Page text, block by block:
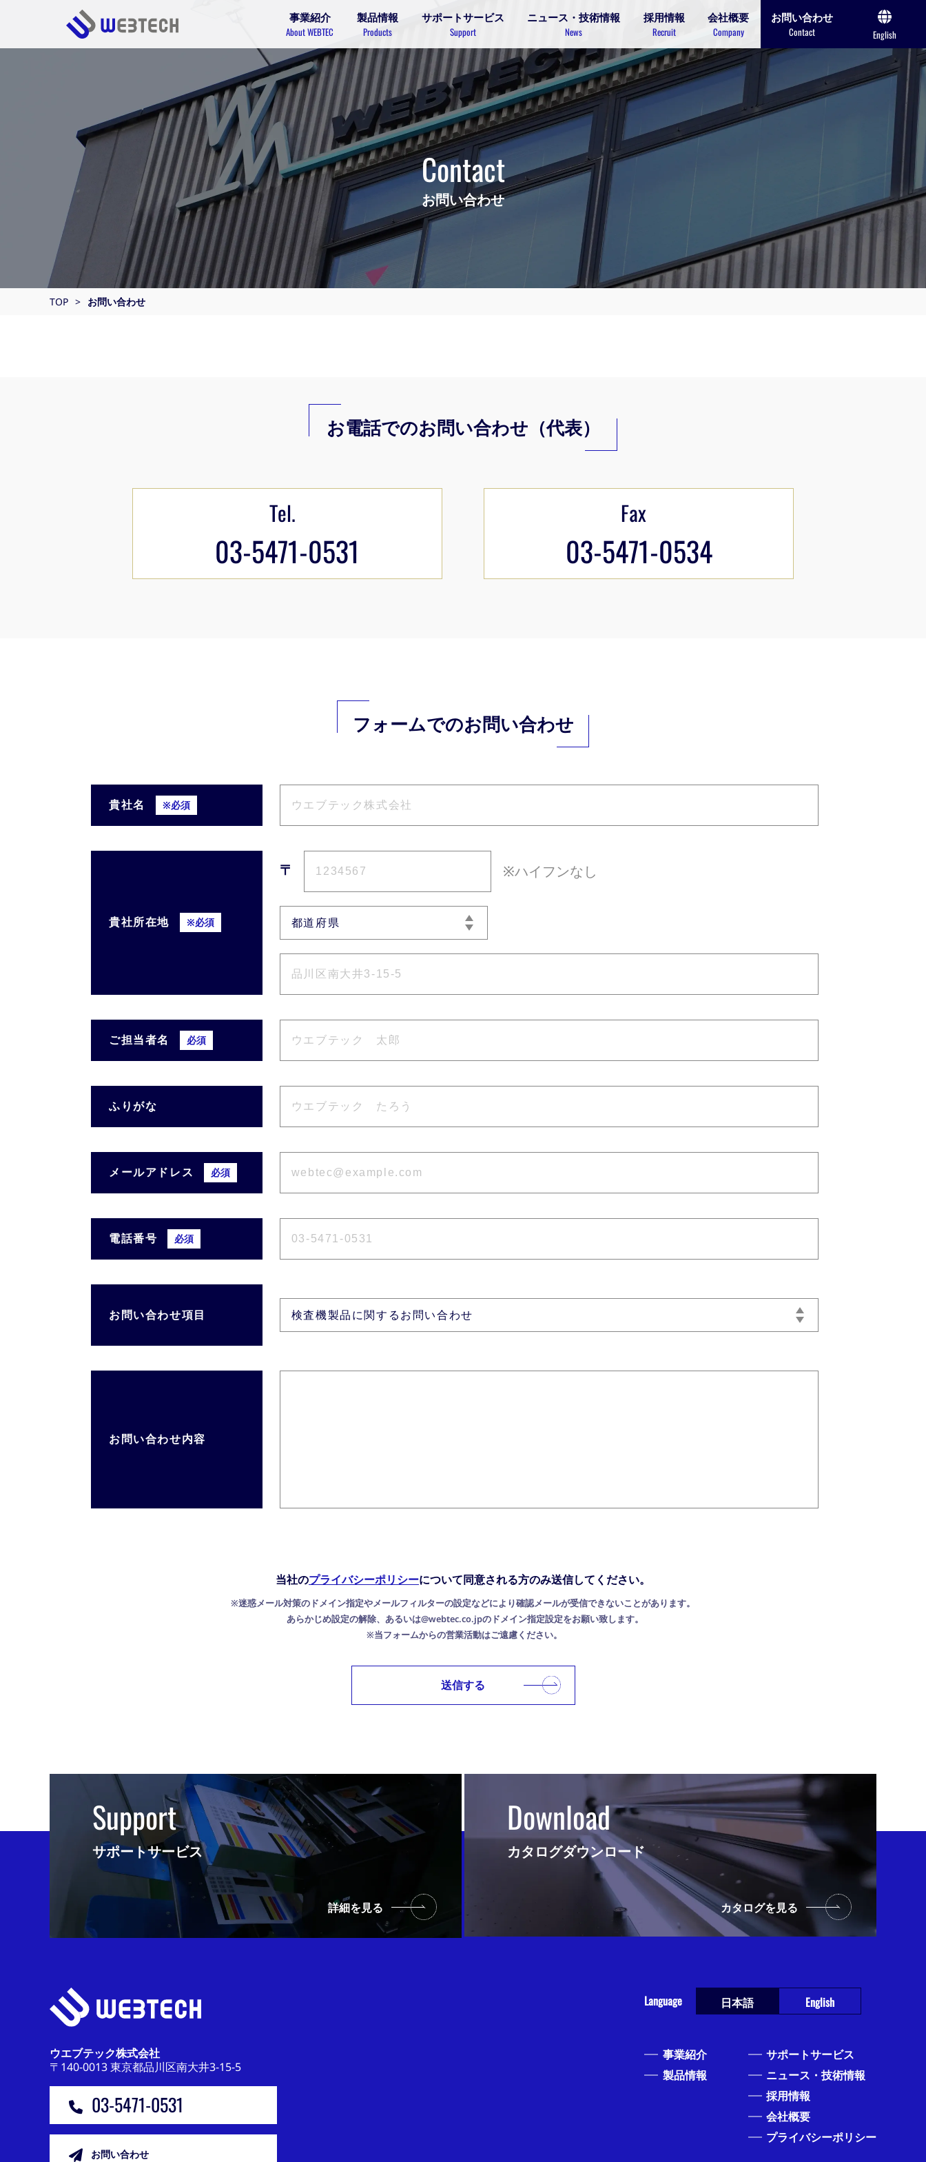
事業紹介
About WEBTEC
製品情報
Products
サポートサービス
Support
ニュース・技術情報
News
採用情報
Recruit
会社概要
Company
お問い合わせ
Contact English
Contact
お問い合わせ
TOP お問い合わせ
お電話でのお問い合わせ（代表）
Tel.
03-5471-0531
Fax
03-5471-0534
フォームでのお問い合わせ
貴社名 ※必須
貴社所在地 ※必須
〒 ※ハイフンなし
ご担当者名 必須
ふりがな
メールアドレス 必須
電話番号 必須
お問い合わせ項目
お問い合わせ内容
当社のプライバシーポリシーについて同意される方のみ送信してください。
※迷惑メール対策のドメイン指定やメールフィルターの設定などにより確認メールが受信できないことがあります。
あらかじめ設定の解除、あるいは@webtec.co.jpのドメイン指定設定をお願い致します。
※当フォームからの営業活動はご遠慮ください。
Support
サポートサービス
詳細を見る
Download
カタログダウンロード
カタログを見る
ウエブテック株式会社
〒140-0013 東京都品川区南大井3-15-5
03-5471-0531
お問い合わせ
Language 日本語 English
事業紹介
製品情報
サポートサービス
ニュース・技術情報
採用情報
会社概要
プライバシーポリシー